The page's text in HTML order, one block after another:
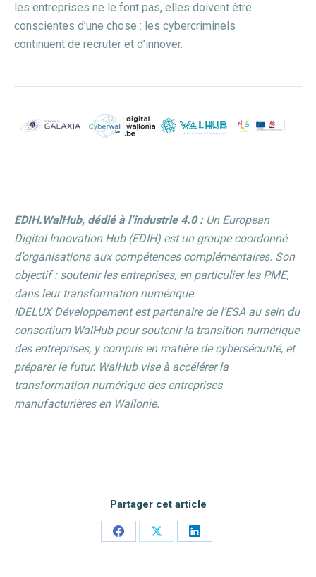
les entreprises ne le font pas, elles doivent être
conscientes d’une chose : les cybercriminels
continuent de recruter et d’innover.
EDIH.WalHub, dédié à l’industrie 4.0 : Un European
Digital Innovation Hub (EDIH) est un groupe coordonné
d’organisations aux compétences complémentaires. Son
objectif : soutenir les entreprises, en particulier les PME,
dans leur transformation numérique.
IDELUX Développement est partenaire de l’ESA au sein du
consortium WalHub pour soutenir la transition numérique
des entreprises, y compris en matière de cybersécurité, et
préparer le futur. WalHub vise à accélérer la
transformation numérique des entreprises
manufacturières en Wallonie.
Partager cet article
Share
Share
Share